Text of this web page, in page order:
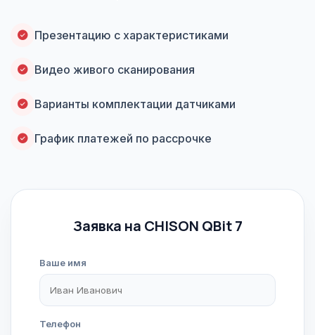
Презентацию с характеристиками
Видео живого сканирования
Варианты комплектации датчиками
График платежей по рассрочке
Заявка на CHISON QBit 7
Ваше имя
Телефон